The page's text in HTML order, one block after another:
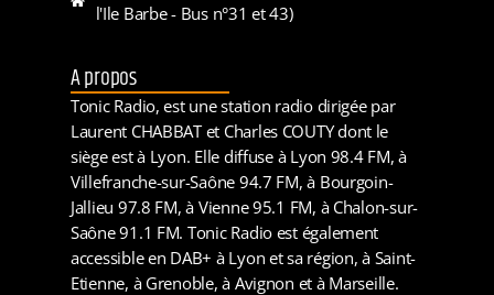
l'Ile Barbe - Bus n°31 et 43)
A propos
Tonic Radio, est une station radio dirigée par
Laurent CHABBAT et Charles COUTY dont le
siège est à Lyon. Elle diffuse à Lyon 98.4 FM, à
Villefranche-sur-Saône 94.7 FM, à Bourgoin-
Jallieu 97.8 FM, à Vienne 95.1 FM, à Chalon-sur-
Saône 91.1 FM. Tonic Radio est également
accessible en DAB+ à Lyon et sa région, à Saint-
Etienne, à Grenoble, à Avignon et à Marseille.